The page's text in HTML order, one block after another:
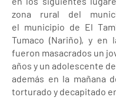
zona rural del
el municipio de El
Tumaco (Nariño), y en
fueron masacrados un
años y un adolescente
además en la mañana
torturado y decapitado